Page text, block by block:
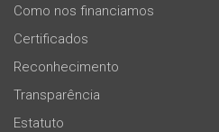
Como nos financiamos
Certificados
Reconhecimento
Transparência
Estatuto